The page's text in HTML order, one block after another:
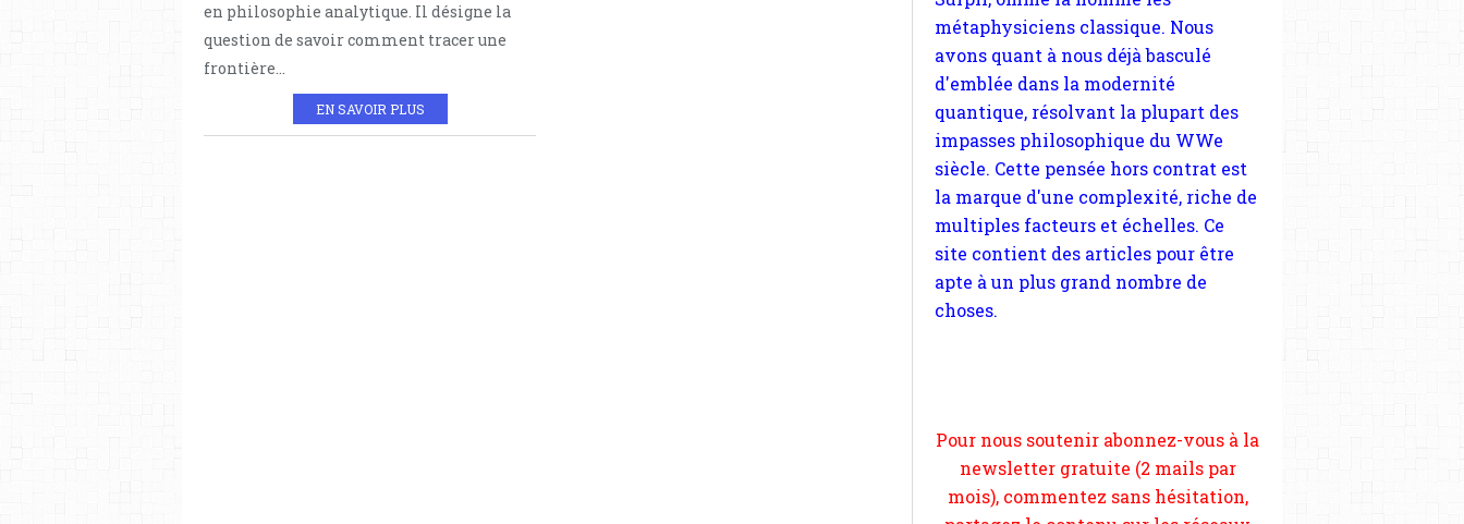
en philosophie analytique. Il désigne la
question de savoir comment tracer une
frontière...
EN SAVOIR PLUS
impasses philosophique du WWe
siècle. Cette pensée hors contrat est
la marque d'une complexité, riche de
multiples facteurs et échelles. Ce
site contient des articles pour être
apte à un plus grand nombre de
choses.
et si vous le pouvez faîtes des liens
depuis votre site.